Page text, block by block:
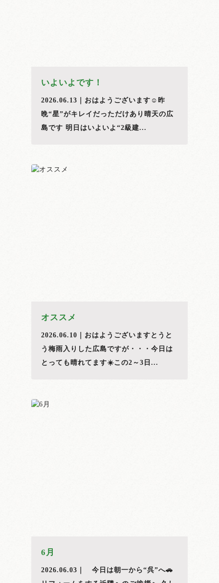
いよいよです！
2026.06.13｜おはようございます☺️昨
晩“星”がキレイだっただけあり晴天の広
島です 明日はいよいよ“2級建...
オススメ
2026.06.10｜おはようございますとうと
う梅雨入りした広島ですが・・・今日は
とっても晴れてます☀️この2～3日...
6月
2026.06.03｜ 今日は朝一から“呉”へ🚗